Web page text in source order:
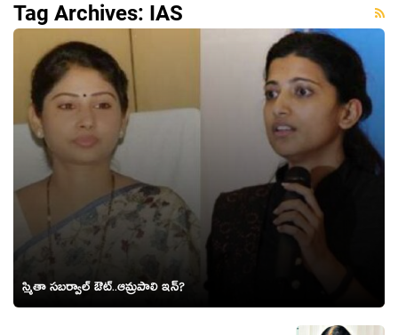
Tag Archives: IAS
స్మితా సబర్వాల్ ఔట్..ఆమ్రపాలి ఇన్?